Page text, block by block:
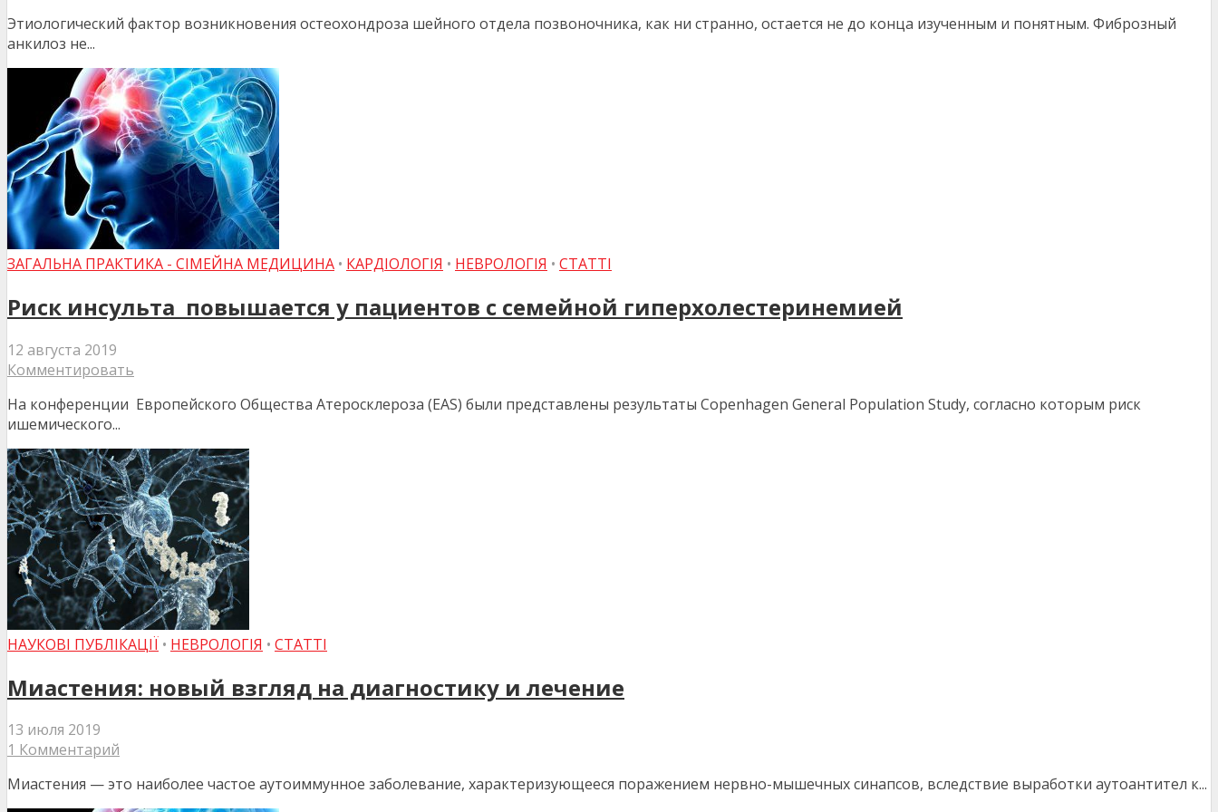
Этиологический фактор возникновения остеохондроза шейного отдела позвоночника, как ни странно, остается не до конца изученным и понятным. Фиброзный
анкилоз не...
ЗАГАЛЬНА ПРАКТИКА - СІМЕЙНА МЕДИЦИНА • КАРДІОЛОГІЯ • НЕВРОЛОГІЯ • СТАТТІ
Риск инсульта повышается у пациентов с семейной гиперхолестеринемией
12 августа 2019
Комментировать
На конференции Европейского Общества Атеросклероза (EAS) были представлены результаты Copenhagen General Population Study, согласно которым риск
ишемического...
НАУКОВІ ПУБЛІКАЦІЇ • НЕВРОЛОГІЯ • СТАТТІ
Миастения: новый взгляд на диагностику и лечение
13 июля 2019
1 Комментарий
Миастения — это наиболее частое аутоиммунное заболевание, характеризующееся поражением нервно-мышечных синапсов, вследствие выработки аутоантител к...